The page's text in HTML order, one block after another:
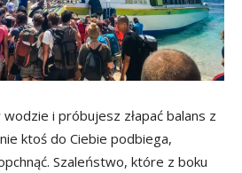
i próbujesz złapać balans z
ktoś do Ciebie podbiega,
Szaleństwo, które z boku